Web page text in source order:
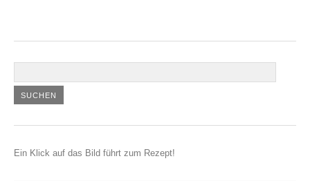
Ein Klick auf das Bild führt zum Rezept!